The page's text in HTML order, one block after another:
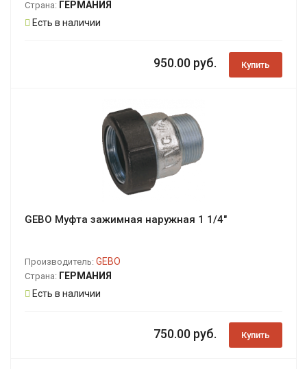
Страна: ГЕРМАНИЯ
Есть в наличии
950.00 руб. Купить
GEBO Муфта зажимная наружная 1 1/4"
Производитель: GEBO
Страна: ГЕРМАНИЯ
Есть в наличии
750.00 руб. Купить